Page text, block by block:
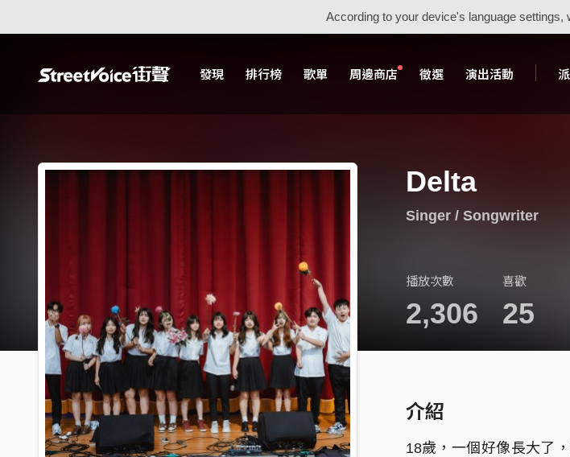
According to your device's language settings,
發現 排行榜 歌單 周邊商店 徵選 演出活動
Delta
Singer / Songwriter
播放次數
2,306
喜歡
25
介紹
18歲，一個好像長大了